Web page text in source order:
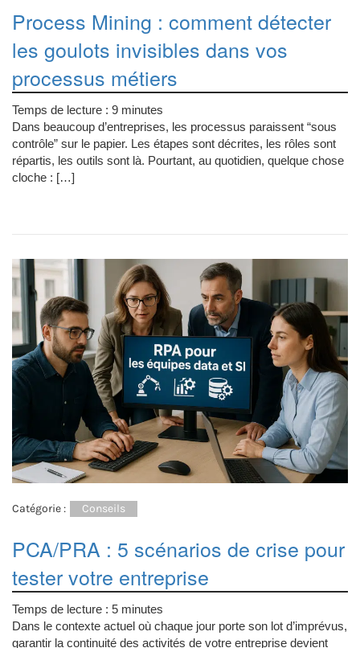
Process Mining : comment détecter
les goulots invisibles dans vos
processus métiers
Temps de lecture : 9 minutes
Dans beaucoup d’entreprises, les processus paraissent “sous
contrôle” sur le papier. Les étapes sont décrites, les rôles sont
répartis, les outils sont là. Pourtant, au quotidien, quelque chose
cloche : […]
Catégorie : Conseils
PCA/PRA : 5 scénarios de crise pour
tester votre entreprise
Temps de lecture : 5 minutes
Dans le contexte actuel où chaque jour porte son lot d’imprévus,
garantir la continuité des activités de votre entreprise devient